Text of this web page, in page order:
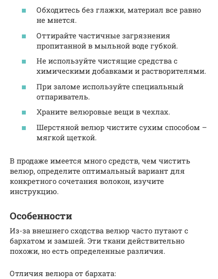
Обходитесь без глажки, материал все равно
не мнется.
Оттирайте частичные загрязнения
пропитанной в мыльной воде губкой.
Не используйте чистящие средства с
химическими добавками и растворителями.
При заломе используйте специальный
отпариватель.
Храните велюровые вещи в чехлах.
Шерстяной велюр чистите сухим способом –
мягкой щеткой.
В продаже имеется много средств, чем чистить
велюр, определите оптимальный вариант для
конкретного сочетания волокон, изучите
инструкцию.
Особенности
Из-за внешнего сходства велюр часто путают с
бархатом и замшей. Эти ткани действительно
похожи, но есть определенные различия.
Отличия велюра от бархата: